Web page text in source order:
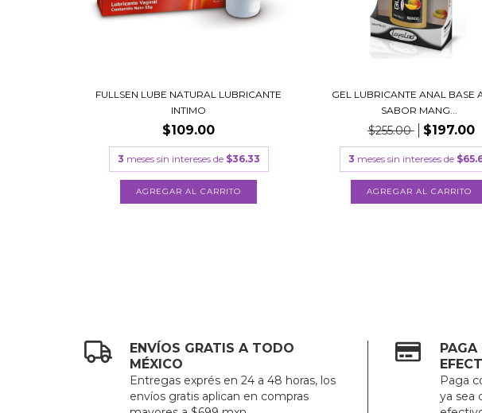
FULLSEN LUBE NATURAL LUBRICANTE
INTIMO
$109.00
3 meses sin intereses de $36.33
GEL LUBRICANTE ANAL BASE
SABOR MANG...
$255.00 $197.00
3 meses sin intereses de
ENVÍOS GRATIS A TODO
MÉXICO
Entregas exprés en 24 a 48 horas, los
envíos gratis aplican en compras
PAGA
Paga
ya sea